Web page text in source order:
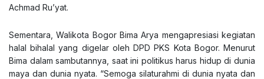
Achmad Ru’yat.
Sementara, Walikota Bogor Bima Arya mengapresiasi kegiatan
halal bihalal yang digelar oleh DPD PKS Kota Bogor. Menurut
Bima dalam sambutannya, saat ini politikus harus hidup di dunia
maya dan dunia nyata. “Semoga silaturahmi di dunia nyata dan